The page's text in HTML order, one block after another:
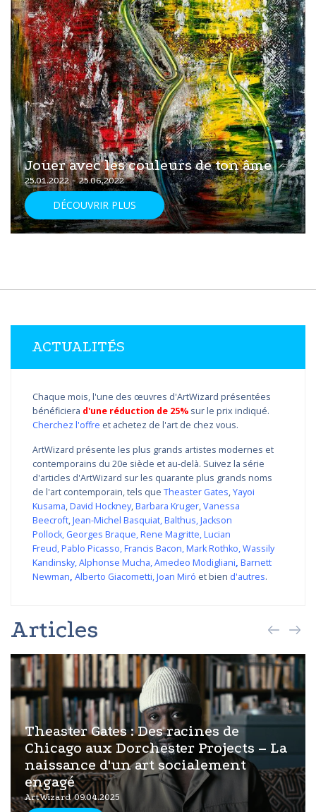
Jouer avec les couleurs de ton âme
25.01.2022 - 25.06.2022
DÉCOUVRIR PLUS
ACTUALITÉS
Chaque mois, l'une des œuvres d'ArtWizard présentées
bénéficiera d'une réduction de 25% sur le prix indiqué.
Cherchez l'offre et achetez de l'art de chez vous.
ArtWizard présente les plus grands artistes modernes et
contemporains du 20e siècle et au-delà. Suivez la série
d'articles d'ArtWizard sur les quarante plus grands noms
de l'art contemporain, tels que Theaster Gates,Yayoi
Kusama,David Hockney,Barbara Kruger,Vanessa
Beecroft,Jean-Michel Basquiat,Balthus,Jackson
Pollock, Georges Braque,Rene Magritte,Lucian
Freud,Pablo Picasso,Francis Bacon,Mark Rothko,Wassily
Kandinsky,Alphonse Mucha,Amedeo Modigliani, Barnett
Newman, Alberto Giacometti,Joan Miró et bien d'autres.
Articles
Theaster Gates : Des racines de
Chicago aux Dorchester Projects – La
naissance d'un art socialement
engagé
ArtWizard 09.04.2025